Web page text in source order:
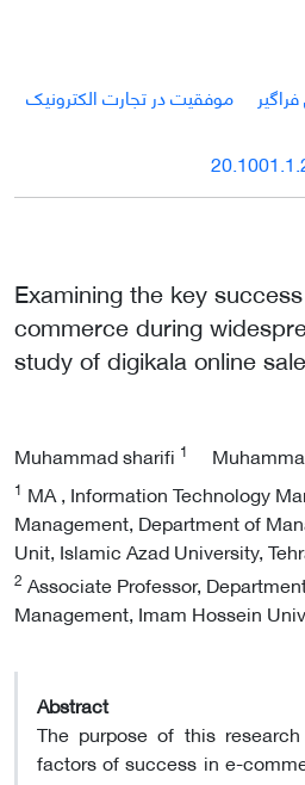
موفقیت در تجارت الکترونیک
Examining the key
commerce during
study of digikala online
Muhammad sharifi 1
1 MA , Information Technology
Management, Department of
Unit, Islamic Azad University,
2 Associate Professor,
Management, Imam Hossein
Abstract
The purpose of this
factors of success in e-